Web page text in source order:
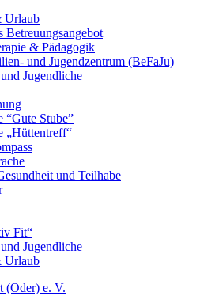
Urlaub
Betreuungsangebot
& Pädagogik
und Jugendzentrum (BeFaJu)
Jugendliche
“Gute Stube”
„Hüttentreff“
und Teilhabe
Fit“
Jugendliche
Urlaub